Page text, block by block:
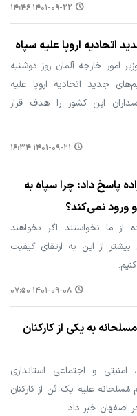
۱۴۰۱-۰۹-۲۲ ۱۴:۴۶
اتحادیه اروپا علیه سپاه
وزیر امور خارجه آلمان روز دوشنبه
جدید اتحادیه اروپا علیه
این کشور را هدف قرار
۱۴۰۱-۰۹-۲۱ ۱۶:۳۴
پاسخ داد: چرا سپاه به
نمی‌کند؟
از ما نخواستند اگر بخواهند
بیشتر از این به ارتقای کیفیت
۱۴۰۱-۰۹-۰۸ ۰۷:۵۰
به یکی از کارکنان
و اجتماعی استانداری
مُسلحانه علیه یک تَن از کارکنان
اصفهان خبر داد.